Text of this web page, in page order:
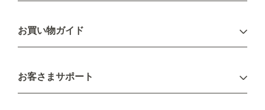
新規会員登録
お買い物ガイド
配送について
不良品・返品について
お客さまサポート